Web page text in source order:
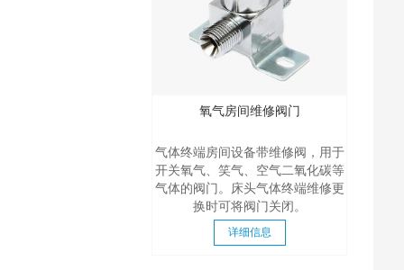
氧气房间维修阀门
气体终端房间设备带维修阀，用于
开关氧气、笑气、空气二氧化碳等
气体的阀门。床头气体终端维修更
换时可将阀门关闭。
详细信息